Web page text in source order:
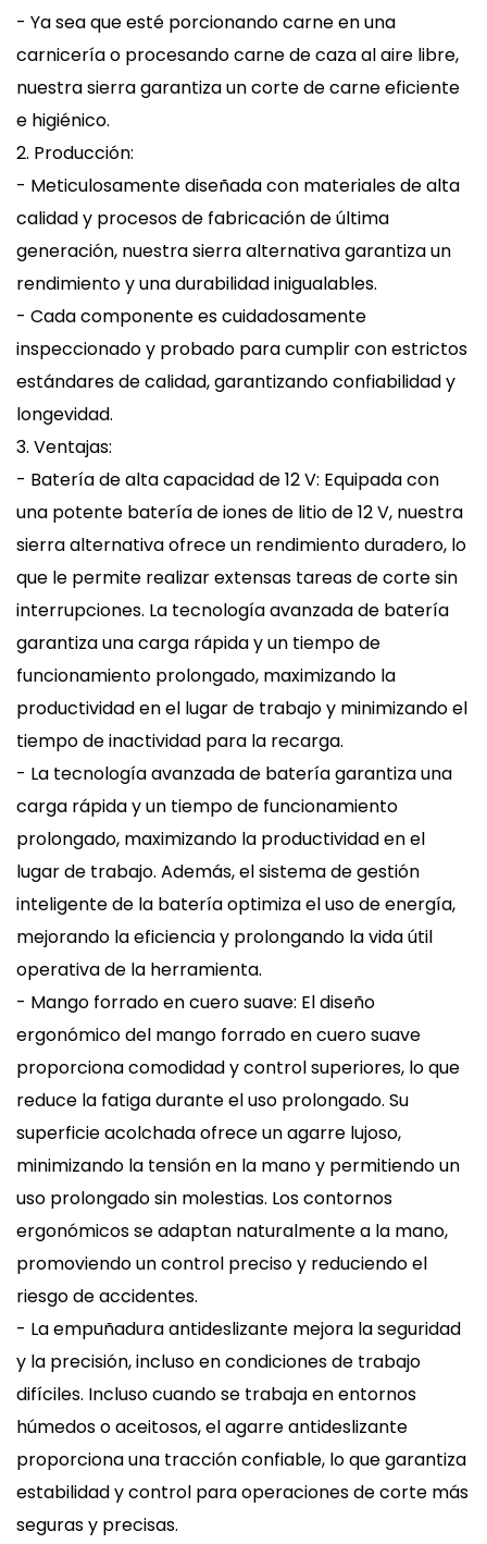
- Ya sea que esté porcionando carne en una
carnicería o procesando carne de caza al aire libre,
nuestra sierra garantiza un corte de carne eficiente
e higiénico.
2. Producción:
- Meticulosamente diseñada con materiales de alta
calidad y procesos de fabricación de última
generación, nuestra sierra alternativa garantiza un
rendimiento y una durabilidad inigualables.
- Cada componente es cuidadosamente
inspeccionado y probado para cumplir con estrictos
estándares de calidad, garantizando confiabilidad y
longevidad.
3. Ventajas:
- Batería de alta capacidad de 12 V: Equipada con
una potente batería de iones de litio de 12 V, nuestra
sierra alternativa ofrece un rendimiento duradero, lo
que le permite realizar extensas tareas de corte sin
interrupciones. La tecnología avanzada de batería
garantiza una carga rápida y un tiempo de
funcionamiento prolongado, maximizando la
productividad en el lugar de trabajo y minimizando el
tiempo de inactividad para la recarga.
- La tecnología avanzada de batería garantiza una
carga rápida y un tiempo de funcionamiento
prolongado, maximizando la productividad en el
lugar de trabajo. Además, el sistema de gestión
inteligente de la batería optimiza el uso de energía,
mejorando la eficiencia y prolongando la vida útil
operativa de la herramienta.
- Mango forrado en cuero suave: El diseño
ergonómico del mango forrado en cuero suave
proporciona comodidad y control superiores, lo que
reduce la fatiga durante el uso prolongado. Su
superficie acolchada ofrece un agarre lujoso,
minimizando la tensión en la mano y permitiendo un
uso prolongado sin molestias. Los contornos
ergonómicos se adaptan naturalmente a la mano,
promoviendo un control preciso y reduciendo el
riesgo de accidentes.
- La empuñadura antideslizante mejora la seguridad
y la precisión, incluso en condiciones de trabajo
difíciles. Incluso cuando se trabaja en entornos
húmedos o aceitosos, el agarre antideslizante
proporciona una tracción confiable, lo que garantiza
estabilidad y control para operaciones de corte más
seguras y precisas.